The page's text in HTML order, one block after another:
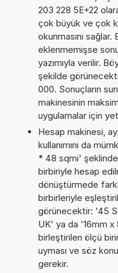
203 228 5E+22
çok büyük ve çok
okunmasını
eklenmemişse
yazımıyla verilir.
şekilde
000. Sonuçların
makinesinin
uygulamalar için
Hesap makinesi,
kullanımını da
* 48 sqmi'
birbiriyle hesap
dönüştürmede
birbirleriyle
görünecektir: '45
UK' ya da '16mm
birleştirilen ölçü
uyması ve söz
gerekir.